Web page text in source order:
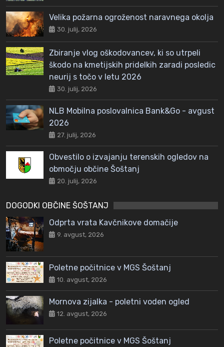
Velika požarna ogroženost naravnega okolja
30. julij, 2026
Zbiranje vlog oškodovancev, ki so utrpeli
škodo na kmetijskih pridelkih zaradi posledic
neurij s točo v letu 2026
30. julij, 2026
NLB Mobilna poslovalnica Bank&Go - avgust
2026
27. julij, 2026
Obvestilo o izvajanju terenskih ogledov na
območju občine Šoštanj
20. julij, 2026
DOGODKI OBČINE ŠOŠTANJ
Odprta vrata Kavčnikove domačije
9. avgust, 2026
Poletne počitnice v MGS Šoštanj
10. avgust, 2026
Mornova zijalka - poletni voden ogled
12. avgust, 2026
Poletne počitnice v MGS Šoštanj